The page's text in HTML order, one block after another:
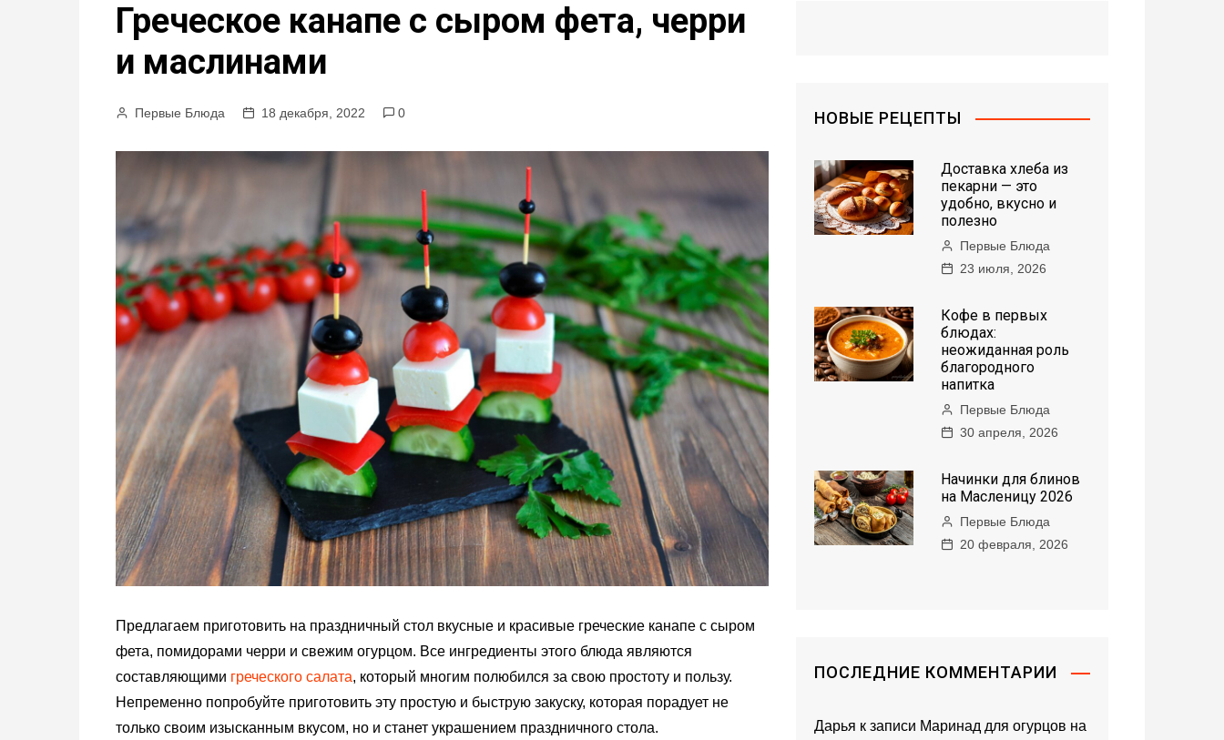
Греческое канапе с сыром фета, черри
и маслинами
Первые Блюда 18 декабря, 2022 0
Предлагаем приготовить на праздничный стол вкусные и красивые греческие канапе с сыром
фета, помидорами черри и свежим огурцом. Все ингредиенты этого блюда являются
составляющими греческого салата, который многим полюбился за свою простоту и пользу.
Непременно попробуйте приготовить эту простую и быструю закуску, которая порадует не
только своим изысканным вкусом, но и станет украшением праздничного стола.
НОВЫЕ РЕЦЕПТЫ
Доставка хлеба из
пекарни — это
удобно, вкусно и
полезно
Первые Блюда
23 июля, 2026
Кофе в первых
блюдах:
неожиданная роль
благородного
напитка
Первые Блюда
30 апреля, 2026
Начинки для блинов
на Масленицу 2026
Первые Блюда
20 февраля, 2026
ПОСЛЕДНИЕ КОММЕНТАРИИ
Дарья к записи Маринад для огурцов на